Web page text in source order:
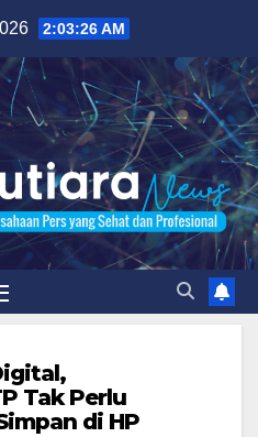
2:03:27 AM
Tak Perlu
di HP